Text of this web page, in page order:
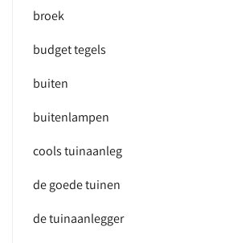
broek
budget tegels
buiten
buitenlampen
cools tuinaanleg
de goede tuinen
de tuinaanlegger